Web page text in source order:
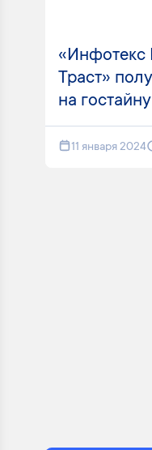
«Инфотекс
Траст»
на гостайну
11 января 2024